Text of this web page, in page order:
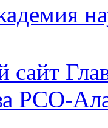
сайт
РСО-